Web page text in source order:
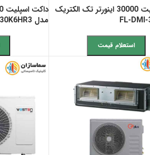
داکت اسپلیت 30000 اینورتر تک الکتریک
استعلام قیمت
مدل GCD-30K6HR3